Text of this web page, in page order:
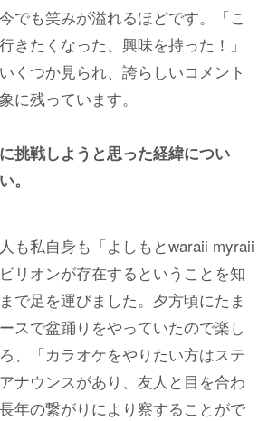
でも笑みが溢れるほどです。「こ
きたくなった、興味を持った！」
くつか見られ、誇らしいコメント
に残っています。
戦しようと思った経緯につい
。
も私自身も「よしもとwaraii myraii
リオンが存在するということを知
で足を運びました。夕方頃にたま
スで盆踊りをやっていたので楽し
、「カラオケをやりたい方はステ
ナウンスがあり、友人と目を合わ
年の繋がりにより察することがで